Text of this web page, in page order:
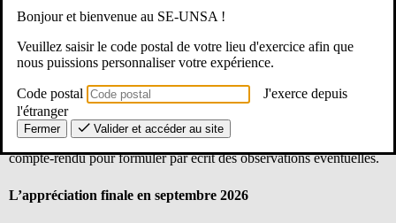
Vous avez reçu ou vous allez bientôt recevoir un message dans I-
Prof vous informant que vous pouvez prendre connaissance du
compte-rendu de votre rendez-vous de carrière dans SIAE (Système
d’Information et d’Aide à l’Evaluation) accessible dans la partie
« Les services » de votre espace I-Prof.
Après avoir coché et validé la prise de connaissance de votre
compte-rendu, vous pouvez compléter la partie « Observations de
l’agent » dans un délai de 2 semaines à partir de la consultation du
compte-rendu pour formuler par écrit des observations éventuelles.
L’appréciation finale en septembre 2026
Bonjour et bienvenue au SE-UNSA !
Veuillez saisir le code postal de votre lieu d'exercice afin que
nous puissions personnaliser votre expérience.
Code postal
J'exerce depuis
l'étranger
Fermer Valider et accéder au site